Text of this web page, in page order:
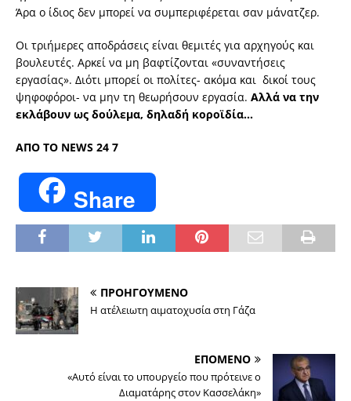
Άρα ο ίδιος δεν μπορεί να συμπεριφέρεται σαν μάνατζερ.
Οι τριήμερες αποδράσεις είναι θεμιτές για αρχηγούς και
βουλευτές. Αρκεί να μη βαφτίζονται «συναντήσεις
εργασίας». Διότι μπορεί οι πολίτες- ακόμα και δικοί τους
ψηφοφόροι- να μην τη θεωρήσουν εργασία. Αλλά να την
εκλάβουν ως δούλεμα, δηλαδή κοροϊδία…
ΑΠΟ ΤΟ NEWS 24 7
Share
ΠΡΟΗΓΟΥΜΕΝΟ
H ατέλειωτη αιματοχυσία στη Γάζα
ΕΠΟΜΕΝΟ
«Αυτό είναι το υπουργείο που πρότεινε ο
Διαματάρης στον Κασσελάκη»